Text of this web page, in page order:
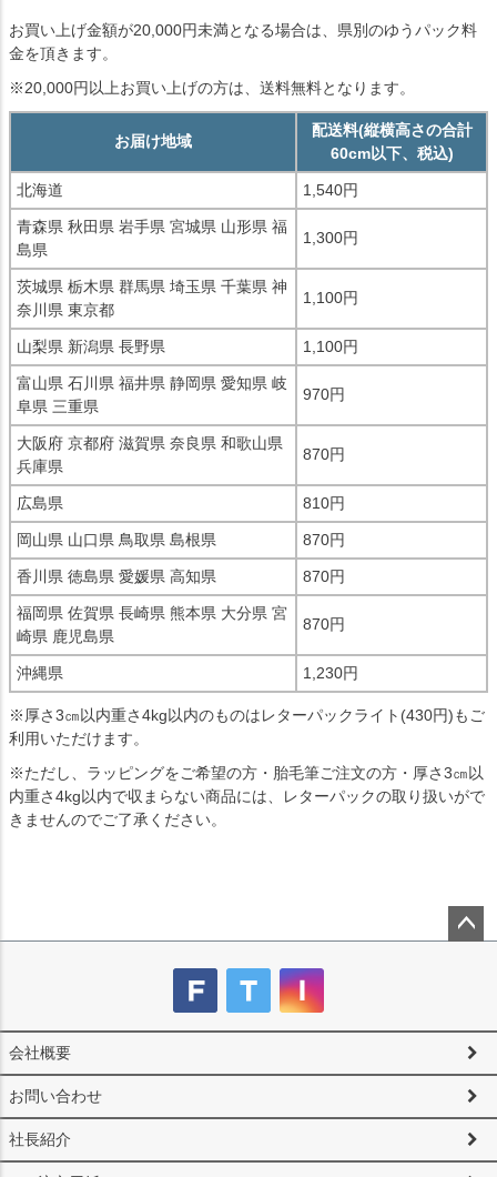
お買い上げ金額が20,000円未満となる場合は、県別のゆうパック料
金を頂きます。
※20,000円以上お買い上げの方は、送料無料となります。
お届け地域
配送料(縦横高さの合計
60cm以下、税込)
北海道 1,540円
青森県 秋田県 岩手県 宮城県 山形県 福
島県
1,300円
茨城県 栃木県 群馬県 埼玉県 千葉県 神
奈川県 東京都
1,100円
山梨県 新潟県 長野県 1,100円
富山県 石川県 福井県 静岡県 愛知県 岐
阜県 三重県
970円
大阪府 京都府 滋賀県 奈良県 和歌山県
兵庫県
870円
広島県 810円
岡山県 山口県 鳥取県 島根県 870円
香川県 徳島県 愛媛県 高知県 870円
福岡県 佐賀県 長崎県 熊本県 大分県 宮
崎県 鹿児島県
870円
沖縄県 1,230円
※厚さ3㎝以内重さ4kg以内のものはレターパックライト(430円)もご
利用いただけます。
※ただし、ラッピングをご希望の方・胎毛筆ご注文の方・厚さ3㎝以
内重さ4kg以内で収まらない商品には、レターパックの取り扱いがで
きませんのでご了承ください。
会社概要
お問い合わせ
社長紹介